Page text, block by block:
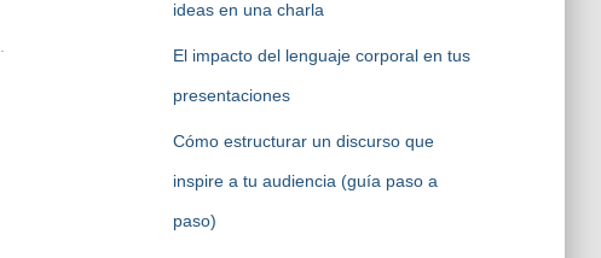
ideas en una charla
El impacto del lenguaje corporal en tus
presentaciones
Cómo estructurar un discurso que
inspire a tu audiencia (guía paso a
paso)